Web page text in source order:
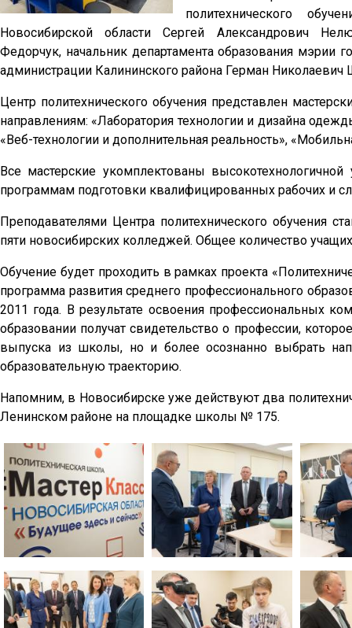
политехнического
Новосибирской области Сергей Александрович
Федорчук, начальник департамента образования мэрии
администрации Калининского района Герман Николаевич
Центр политехнического обучения представлен
направлениям: «Лаборатория технологии и дизайна
«Веб-технологии и дополнительная реальность»,
Все мастерские укомплектованы
программам подготовки квалифицированных рабочих и
Преподавателями Центра политехнического обучения
пяти новосибирских колледжей. Общее количество
Обучение будет проходить в рамках проекта
программа развития среднего профессионального
2011 года. В результате освоения профессиональных
образовании получат свидетельство о профессии,
выпуска из школы, но и более осознанно выбрать
образовательную траекторию.
Напомним, в Новосибирске уже действуют два
Ленинском районе на площадке школы № 175.